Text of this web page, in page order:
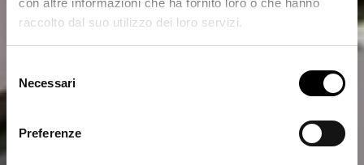
con altre informazioni che ha fornito loro o che hanno
raccolto dal suo utilizzo dei loro servizi.
delNecessari
Preferenze
Silver Fir Capital